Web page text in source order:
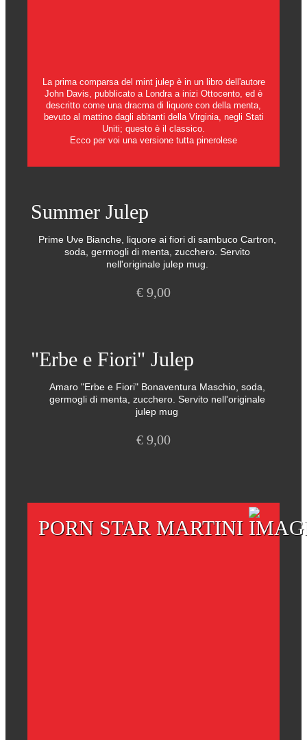
La prima comparsa del mint julep è in un libro dell'autore
John Davis, pubblicato a Londra a inizi Ottocento, ed è
descritto come una dracma di liquore con della menta,
bevuto al mattino dagli abitanti della Virginia, negli Stati
Uniti; questo è il classico.
Ecco per voi una versione tutta pinerolese
Summer Julep
Prime Uve Bianche, liquore ai fiori di sambuco Cartron,
soda, germogli di menta, zucchero. Servito
nell'originale julep mug.
€ 9,00
"Erbe e Fiori" Julep
Amaro "Erbe e Fiori" Bonaventura Maschio, soda,
germogli di menta, zucchero. Servito nell'originale
julep mug
€ 9,00
PORN STAR MARTINI